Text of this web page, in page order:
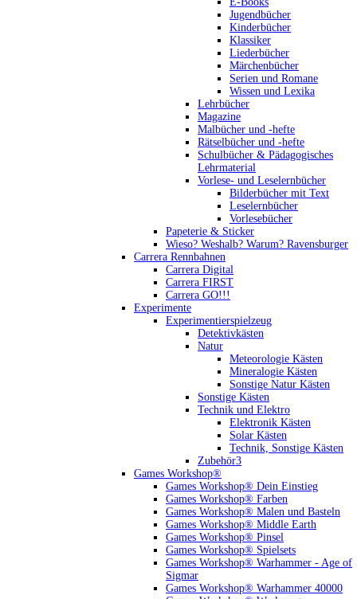
Jugendbücher
Kinderbücher
Klassiker
Liederbücher
Märchenbücher
Serien und Romane
Wissen und Lexika
Lehrbücher
Magazine
Malbücher und -hefte
Rätselbücher und -hefte
Schulbücher & Pädagogisches
Lehrmaterial
Vorlese- und Leselernbücher
Bilderbücher mit Text
Leselernbücher
Vorlesebücher
Papeterie & Sticker
Wieso? Weshalb? Warum? Ravensburger
Carrera Rennbahnen
Carrera Digital
Carrera FIRST
Carrera GO!!!
Experimente
Experimentierspielzeug
Detektivkästen
Natur
Meteorologie Kästen
Mineralogie Kästen
Sonstige Natur Kästen
Sonstige Kästen
Technik und Elektro
Elektronik Kästen
Solar Kästen
Technik, Sonstige Kästen
Zubehör3
Games Workshop®
Games Workshop® Dein Einstieg
Games Workshop® Farben
Games Workshop® Malen und Basteln
Games Workshop® Middle Earth
Games Workshop® Pinsel
Games Workshop® Spielsets
Games Workshop® Warhammer - Age of
Sigmar
Games Workshop® Warhammer 40000